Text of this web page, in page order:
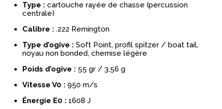
Type : cartouche rayée de chasse (percussion
centrale)
Calibre : .222 Remington
Type d’ogive : Soft Point, profil spitzer / boat tail,
noyau non bonded, chemise légère
Poids d’ogive : 55 gr / 3,56 g
Vitesse V0 : 950 m/s
Énergie E0 : 1608 J